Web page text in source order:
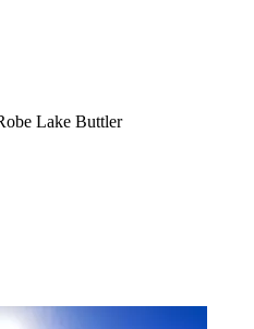
Lake Buttler